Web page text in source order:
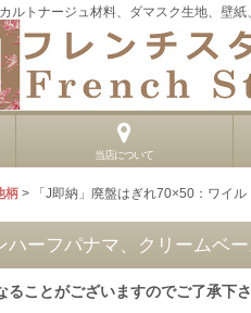
ルトナージュ材料、ダマスク生地、壁
当店について
柄 > 「J即納」廃盤はぎれ70×50：ワイ
ーフパナマ、クリームベー
ことがございますのでご了承下さ